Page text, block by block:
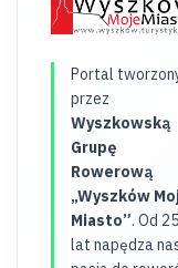
Portal
przez
Wyszkowską
Grupę
Rowerową
„Wyszków
Miasto”. Od 25
lat napędza